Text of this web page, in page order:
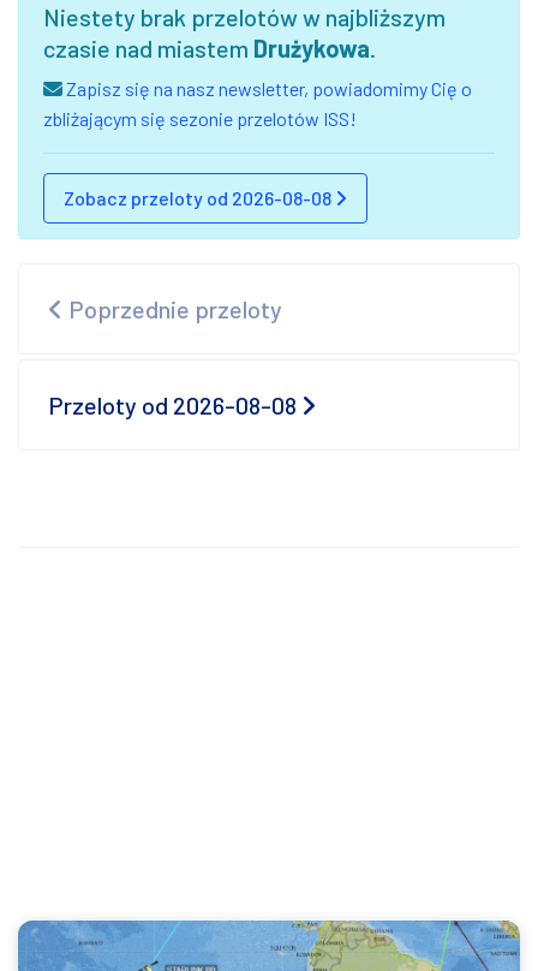
Niestety brak przelotów w najbliższym
czasie nad miastem Drużykowa.
Zapisz się na nasz newsletter, powiadomimy Cię o
zbliżającym się sezonie przelotów ISS!
Zobacz przeloty od 2026-08-08
Poprzednie przeloty
Przeloty od 2026-08-08